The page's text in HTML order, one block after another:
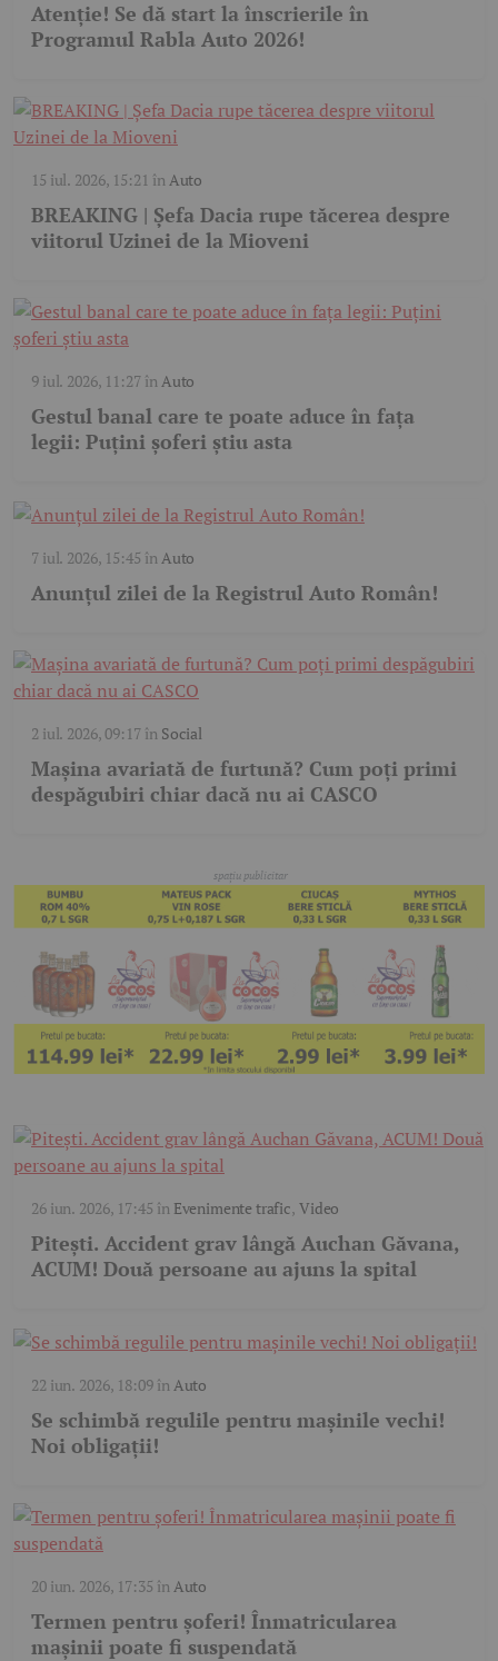
Atenție! Se dă start la înscrierile în
Programul Rabla Auto 2026!
15 iul. 2026, 15:21 înAuto
BREAKING | Șefa Dacia rupe tăcerea despre
viitorul Uzinei de la Mioveni
9 iul. 2026, 11:27înAuto
Gestul banal care te poate aduce în fața
legii: Puțini șoferi știu asta
7 iul. 2026, 15:45 înAuto
Anunțul zilei de la Registrul Auto Român!
2 iul. 2026, 09:17în Social
Mașina avariată de furtună? Cum poți primi
despăgubiri chiar dacă nu ai CASCO
26 iun. 2026, 17:45 în Evenimente trafic, Video
Pitești. Accident grav lângă Auchan Găvana,
ACUM! Două persoane au ajuns la spital
22 iun. 2026, 18:09în Auto
Se schimbă regulile pentru mașinile vechi!
Noi obligații!
20 iun. 2026, 17:35 în Auto
Termen pentru șoferi! Înmatricularea
mașinii poate fi suspendată